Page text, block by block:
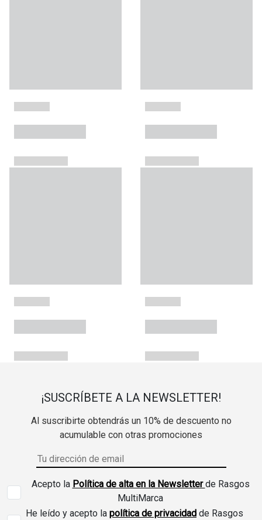
¡SUSCRÍBETE A LA NEWSLETTER!
Al suscribirte obtendrás un 10% de descuento no
acumulable con otras promociones
Acepto la Política de alta en la Newsletterde Rasgos
MultiMarca
He leído y acepto la política de privacidad de Rasgos